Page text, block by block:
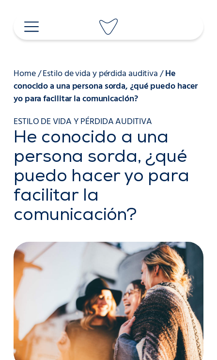
contenido
Home/Estilo de vida y pérdida auditiva/He
conocido a una persona sorda, ¿qué puedo hacer
yo para facilitar la comunicación?
ESTILO DE VIDA Y PÉRDIDA AUDITIVA
He conocido a una
persona sorda, ¿qué
puedo hacer yo para
facilitar la
comunicación?